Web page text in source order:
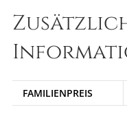
FAMILIENPREIS